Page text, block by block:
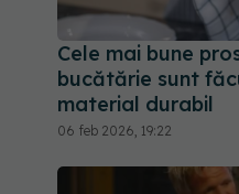
Cele mai bune
bucătărie sunt
material durabil
06 feb 2026, 19:22